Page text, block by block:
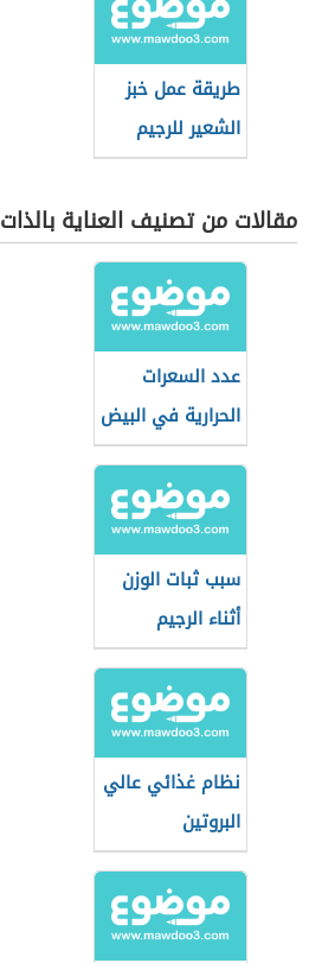
طريقة عمل خبز
الشعير للرجيم
مقالات من تصنيف العناية بالذات
عدد السعرات
الحرارية في البيض
المسلوق
سبب ثبات الوزن
أثناء الرجيم
نظام غذائي عالي
البروتين